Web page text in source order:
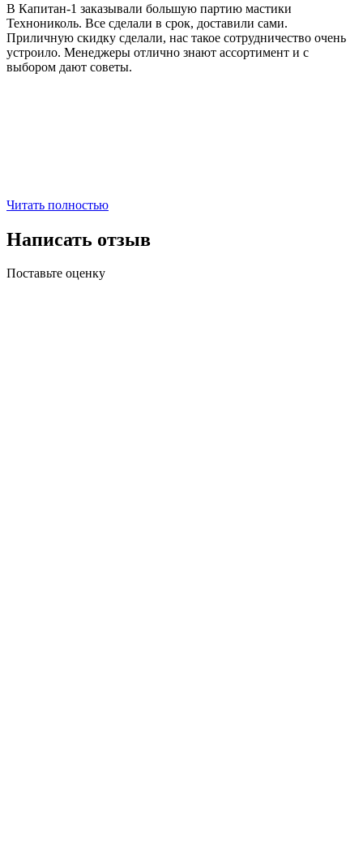
В Капитан-1 заказывали большую партию мастики
Технониколь. Все сделали в срок, доставили сами.
Приличную скидку сделали, нас такое сотрудничество очень
устроило. Менеджеры отлично знают ассортимент и с
выбором дают советы.
Читать полностью
Написать отзыв
Поставьте оценку